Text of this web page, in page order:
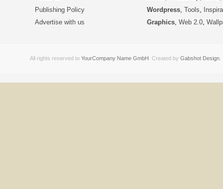
Publishing Policy
Advertise with us
Wordpress Tools
Graphics Web 2.0
All rights reserved to YourCompany Name GmbH . Created by Gabshot Design